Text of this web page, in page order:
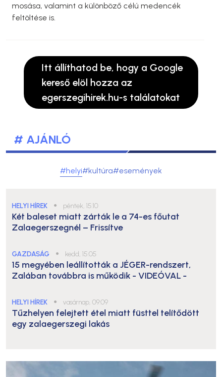
mosása, valamint a különböző célú medencék
feltöltése is.
Itt állíthatod be, hogy a Google
kereső elöl hozza az
egerszegihirek.hu-s találatokat
# AJÁNLÓ
#helyi#kultúra#események
HELYI HÍREK ● péntek, 15:10
Két baleset miatt zárták le a 74-es főutat
Zalaegerszegnél – Frissítve
GAZDASÁG ● kedd, 15:05
15 megyében leállították a JÉGER-rendszert,
Zalában továbbra is működik - VIDEÓVAL -
HELYI HÍREK ● vasárnap, 09:09
Tűzhelyen felejtett étel miatt füsttel telítődött
egy zalaegerszegi lakás